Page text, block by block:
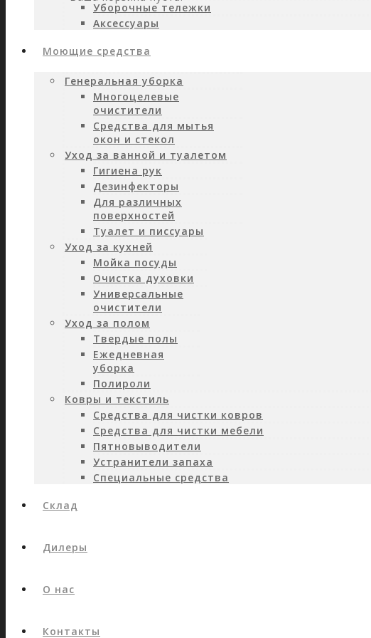
Уборочные тележки
Аксессуары
Моющие средства
Генеральная уборка
Многоцелевые
очистители
Средства для мытья
окон и стекол
Уход за ванной и туалетом
Гигиена рук
Дезинфекторы
Для различных
поверхностей
Туалет и писсуары
Уход за кухней
Мойка посуды
Очистка духовки
Универсальные
очистители
Уход за полом
Твердые полы
Ежедневная
уборка
Полироли
Ковры и текстиль
Средства для чистки ковров
Средства для чистки мебели
Пятновыводители
Устранители запаха
Специальные средства
Склад
Дилеры
О нас
Контакты